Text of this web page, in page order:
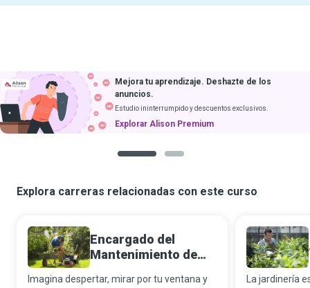
Mejora tu aprendizaje. Deshazte de los
anuncios.
Estudio ininterrumpido y descuentos exclusivos.
Explorar Alison Premium
Explora carreras relacionadas con este curso
Encargado del
Mantenimiento de
Imagina despertar, mirar por tu ventana y La jardinería